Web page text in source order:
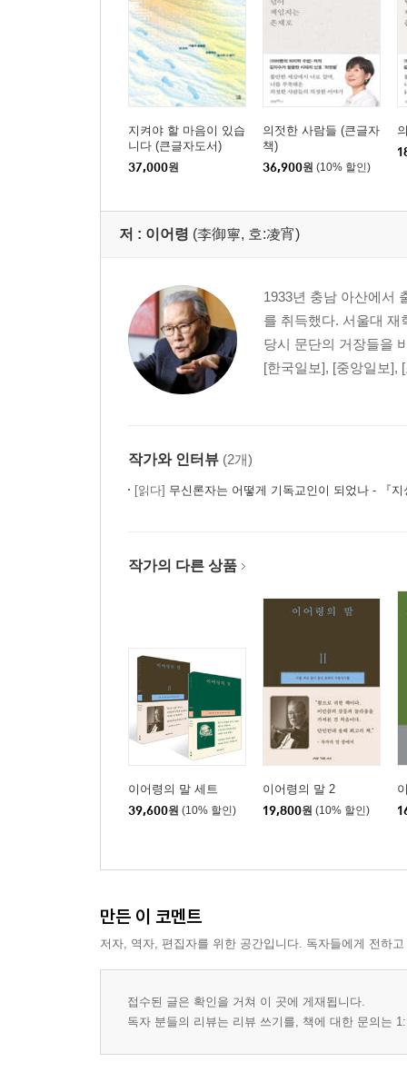
지켜야 할 마음이 있습
니다 (큰글자도서)
37,000원
의젓한 사람들 (큰글자
책)
36,900원 (10% 할인)
저 : 이어령 (李御寧, 호:凌宵)
1933년 충남 아산에서
를 취득했다. 서울대 재
당시 문단의 거장들을
[한국일보], [중앙일보],
작가와 인터뷰 (2개)
[읽다] 무신론자는 어떻게 기독교인이 되었나 - 『지성
작가의 다른 상품
이어령의 말 세트
39,600원 (10% 할인)
이어령의 말 2
19,800원 (10% 할인)
만든 이 코멘트
저자, 역자, 편집자를 위한 공간입니다. 독자들에게 전하
접수된 글은 확인을 거쳐 이 곳에 게재됩니다.
독자 분들의 리뷰는 리뷰 쓰기를, 책에 대한 문의는